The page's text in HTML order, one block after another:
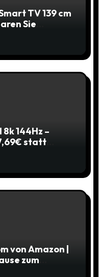
TV 139 cm
Sie
8k 144Hz –
statt
von Amazon |
zum